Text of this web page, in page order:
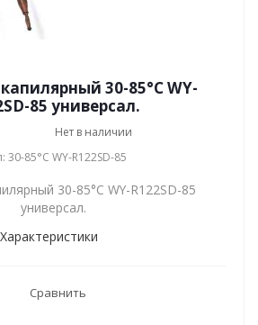
30-85°C WY-
85 универсал.
Нет в наличии
30-85°C WY-R122SD-85
30-85°C WY-R122SD-85
универсал.
Характеристики
Сравнить